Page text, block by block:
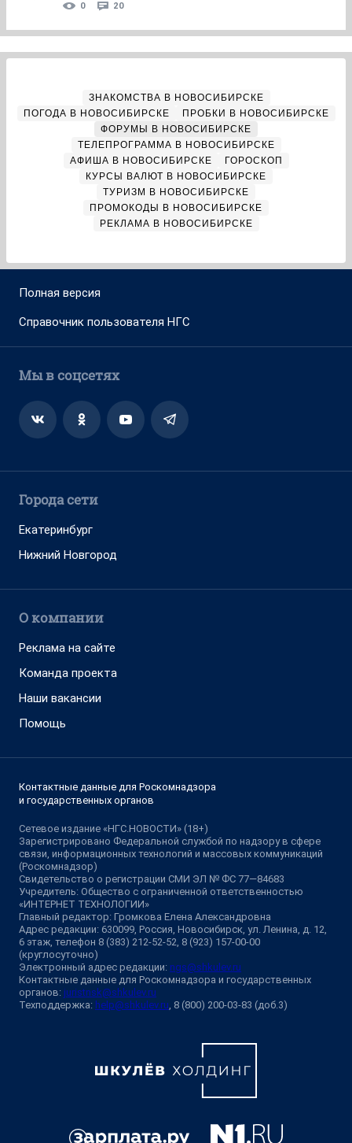
0 20
ЗНАКОМСТВА В НОВОСИБИРСКЕ
ПОГОДА В НОВОСИБИРСКЕ
ПРОБКИ В НОВОСИБИРСКЕ
ФОРУМЫ В НОВОСИБИРСКЕ
ТЕЛЕПРОГРАММА В НОВОСИБИРСКЕ
АФИША В НОВОСИБИРСКЕ
ГОРОСКОП
КУРСЫ ВАЛЮТ В НОВОСИБИРСКЕ
ТУРИЗМ В НОВОСИБИРСКЕ
ПРОМОКОДЫ В НОВОСИБИРСКЕ
РЕКЛАМА В НОВОСИБИРСКЕ
Полная версия
Справочник пользователя НГС
Мы в соцсетях
Города сети
Екатеринбург
Нижний Новгород
О компании
Реклама на сайте
Команда проекта
Наши вакансии
Помощь
Контактные данные для Роскомнадзора
и государственных органов
Сетевое издание «НГС.НОВОСТИ» (18+)
Зарегистрировано Федеральной службой по надзору в сфере
связи, информационных технологий и массовых коммуникаций
(Роскомнадзор)
Свидетельство о регистрации СМИ ЭЛ № ФС 77—84683
Учредитель: Общество с ограниченной ответственностью
«ИНТЕРНЕТ ТЕХНОЛОГИИ»
Главный редактор: Громкова Елена Александровна
Адрес редакции: 630099, Россия, Новосибирск, ул. Ленина, д. 12,
6 этаж, телефон 8 (383) 212-52-52, 8 (923) 157-00-00
(круглосуточно)
Электронный адрес редакции: ngs@shkulev.ru
Контактные данные для Роскомнадзора и государственных
органов: juristnsk@shkulev.ru
Техподдержка: help@shkulev.ru, 8 (800) 200-03-83 (доб.3)